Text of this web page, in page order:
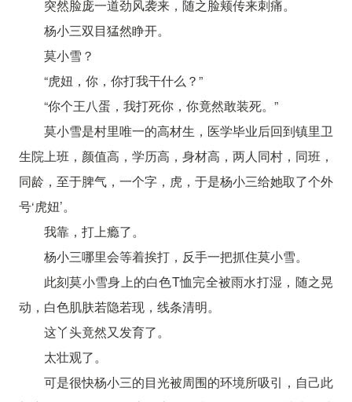
突然脸庞一道劲风袭来，随之脸颊传来刺痛。
杨小三双目猛然睁开。
莫小雪？
“虎妞，你，你打我干什么？”
“你个王八蛋，我打死你，你竟然敢装死。”
莫小雪是村里唯一的高材生，医学毕业后回到镇里卫
生院上班，颜值高，学历高，身材高，两人同村，同班，
同龄，至于脾气，一个字，虎，于是杨小三给她取了个外
号‘虎妞’。
我靠，打上瘾了。
杨小三哪里会等着挨打，反手一把抓住莫小雪。
此刻莫小雪身上的白色T恤完全被雨水打湿，随之晃
动，白色肌肤若隐若现，线条清明。
这丫头竟然又发育了。
太壮观了。
可是很快杨小三的目光被周围的环境所吸引，自己此